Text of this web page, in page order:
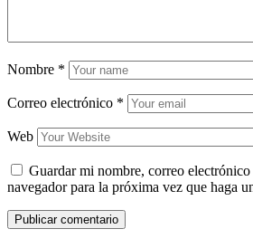
Nombre *
Correo electrónico *
Web
Guardar mi nombre, correo
navegador para la próxima vez que haga